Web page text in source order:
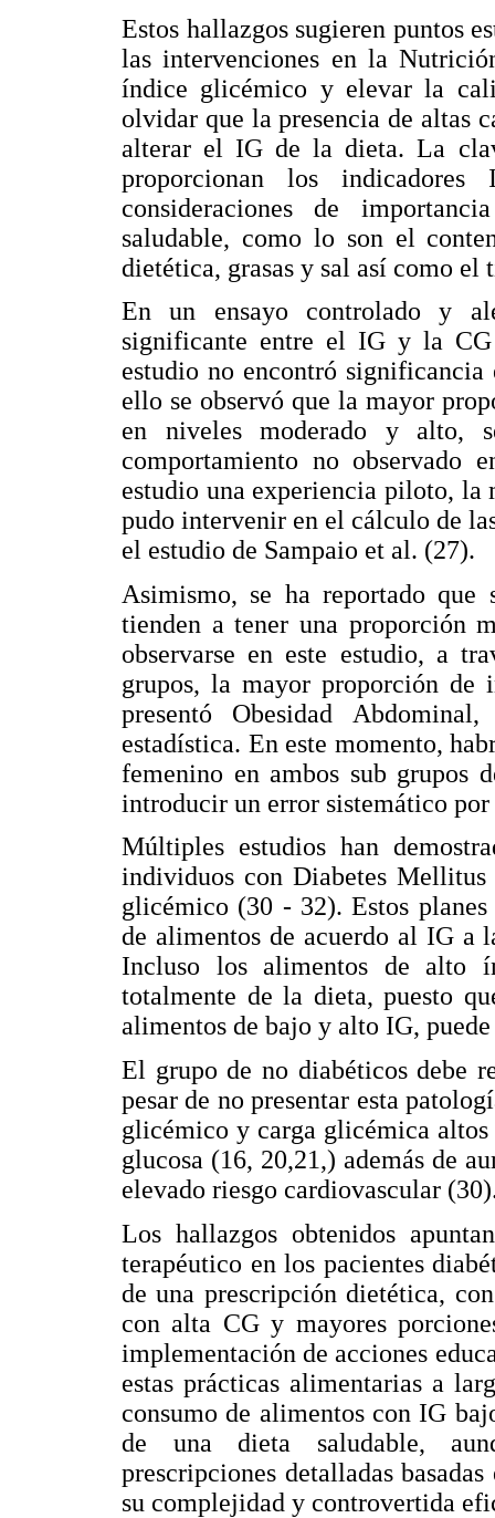
Estos hallazgos sugieren puntos
las intervenciones en la
índice glicémico y elevar la
olvidar que la presencia de altas
alterar el IG de la dieta. La
proporcionan los
consideraciones de
saludable, como lo son el
dietética, grasas y sal así como el
En un ensayo controlado y
significante entre el IG y la
estudio no encontró significancia
ello se observó que la mayor
en niveles moderado y alto,
comportamiento no observado
estudio una experiencia piloto,
pudo intervenir en el cálculo de
el estudio de Sampaio et al. (27).
Asimismo, se ha reportado
tienden a tener una proporción
observarse en este estudio, a
grupos, la mayor proporción
presentó Obesidad
estadística. En este momento,
femenino en ambos sub grupos
introducir un error sistemático por
Múltiples estudios han
individuos con Diabetes
glicémico (30 - 32). Estos
de alimentos de acuerdo al IG a
Incluso los alimentos de alto
totalmente de la dieta, puesto
alimentos de bajo y alto IG,
El grupo de no diabéticos debe
pesar de no presentar esta
glicémico y carga glicémica altos
glucosa (16, 20,21,) además de
elevado riesgo cardiovascular
Los hallazgos obtenidos
terapéutico en los pacientes
de una prescripción dietética,
con alta CG y mayores
implementación de acciones
estas prácticas alimentarias a
consumo de alimentos con IG
de una dieta saludable,
prescripciones detalladas
su complejidad y controvertida